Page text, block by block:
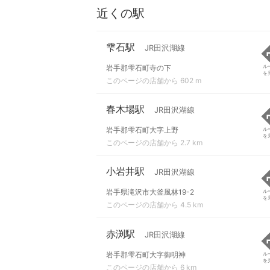
近くの駅
雫石駅 JR田沢湖線
岩手郡雫石町寺の下
このページの店舗から 602 m
ル
を
春木場駅 JR田沢湖線
岩手郡雫石町大字上野
このページの店舗から 2.7 km
ル
を
小岩井駅 JR田沢湖線
岩手県滝沢市大釜風林19-2
このページの店舗から 4.5 km
ル
を
赤渕駅 JR田沢湖線
岩手郡雫石町大字御明神
このページの店舗から 6 km
ル
を